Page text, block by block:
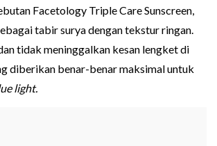
Facetology Triple Care Sunscreen,
tabir surya dengan tekstur ringan.
tidak meninggalkan kesan lengket di
diberikan benar-benar maksimal untuk
light.